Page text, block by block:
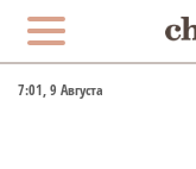
7:01, 9 Августа